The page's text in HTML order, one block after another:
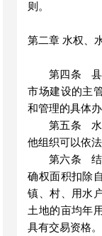
则。
第二章 水权 、
第四条
市场建设的主
和管理的具体
第五条
他组织可以依
第六条
确权面积扣除
镇、村、用水户
土地的亩均年
具有交易资格。